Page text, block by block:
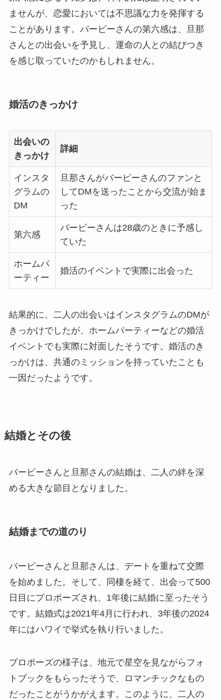
ませんが、恋愛においては不思議な力を発揮する
ことがあります。バービーさんの第六感は、旦那
さんとの出会いを予見し、運命の人との結びつき
を感じ取っていたのかもしれません。
婚活のきっかけ
出会いの
きっかけ
詳細
インスタ
グラムの
DM
旦那さんがバービーさんのファンと
してDMを送ったことから交流が始ま
った
第六感
バービーさんは28歳のときに予感し
ていた
ホームパ
ーティー
婚活のイベントで実際に出会った
結果的に、二人の出会いはインスタグラムのDMが
きっかけでしたが、ホームパーティーなどの婚活
イベントでも実際に対面したそうです。婚活のき
っかけは、共通のミッションを持っていたことも
一因だったようです。
結婚とその後
バービーさんと旦那さんの結婚は、二人の絆を深
める大きな節目となりました。
結婚までの道のり
バービーさんと旦那さんは、デートを重ねて交際
を始めました。そして、同棲を経て、出会って500
日目にプロポーズされ、1年後に結婚に至ったそう
です。結婚式は2021年4月に行われ、3年後の2024
年にはハワイで挙式を執り行いました。
プロポーズの様子は、地元で星空を見ながらフォ
トブックをもらったそうで、ロマンチックなもの
だったことがうかがえます。このように、二人の